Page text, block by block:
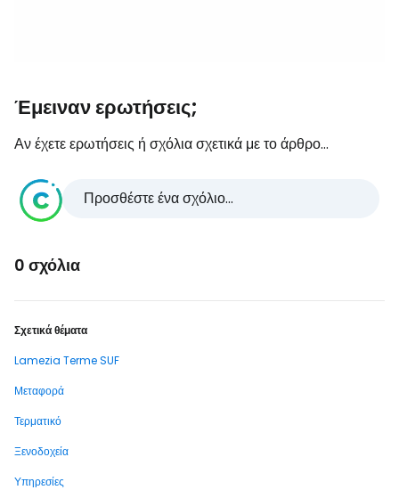
Έμειναν ερωτήσεις;
Αν έχετε ερωτήσεις ή σχόλια σχετικά με το άρθρο...
Προσθέστε ένα σχόλιο...
0 σχόλια
Σχετικά θέματα
Lamezia Terme SUF
Μεταφορά
Τερματικό
Ξενοδοχεία
Υπηρεσίες